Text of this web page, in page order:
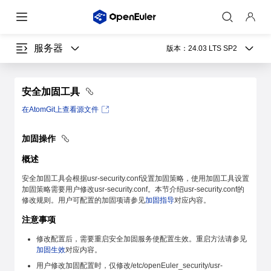
服务器 版本： 24.03 LTS SP2
安全加固工具
在AtomGit上查看源文件
加固操作
概述
安全加固工具会根据usr-security.conf设置加固策略，使用加固工具设置
加固策略需要用户修改usr-security.conf。本节介绍usr-security.conf的
修改规则。用户可配置的加固项请参见加固指导对应内容。
注意事项
修改配置后，需要重启安全加固服务使配置生效。重启方法请参见
加固生效对应内容。
用户修改加固配置时，仅修改/etc/openEuler_security/usr-